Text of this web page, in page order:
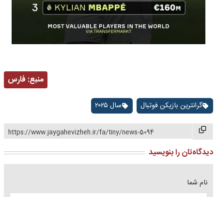
منبع: فارس
گرانترین بازیکن فوتبال سال ۲۰۲۵
https://www.jaygahevizheh.ir/fa/tiny/news-5094
دیدگاه‌تان را بنویسید
نام شما